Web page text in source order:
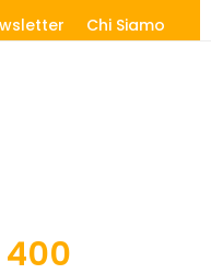
Chi Siamo